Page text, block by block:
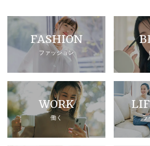
FASHION
ファッション
WORK
働く ラ